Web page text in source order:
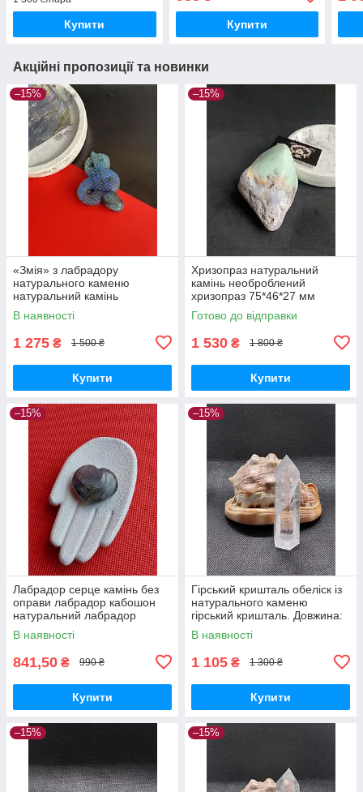
Купити Купити
Акційні пропозиції та новинки
–15%
«Змія» з лабрадору
натурального каменю
натуральний камінь
лабрадор фігурка змія
лабрадор без оправи.Індія
В наявності
1 275 ₴ 1 500 ₴
Купити
–15%
Хризопраз натуральний
камінь необроблений
хризопраз 75*46*27 мм
Готово до відправки
1 530 ₴ 1 800 ₴
Купити
–15%
Лабрадор серце камінь без
оправи лабрадор кабошон
натуральний лабрадор
спектроліт камінь 27*27*10
мм. Індія. Лабрадор серце
В наявності
841,50 ₴ 990 ₴
Купити
–15%
Гірський кришталь обеліск із
натурального каменю
гірський кришталь. Довжина:
88 мм.
В наявності
1 105 ₴ 1 300 ₴
Купити
–15% –15%